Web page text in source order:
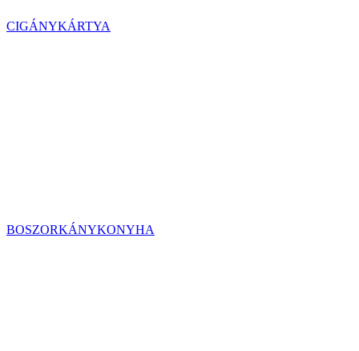
CIGÁNYKÁRTYA
BOSZORKÁNYKONYHA